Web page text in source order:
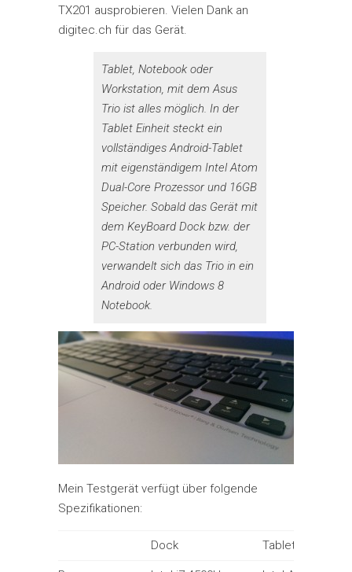
TX201 ausprobieren. Vielen Dank an
digitec.ch für das Gerät.
Tablet, Notebook oder
Workstation, mit dem Asus
Trio ist alles möglich. In der
Tablet Einheit steckt ein
vollständiges Android-Tablet
mit eigenständigem Intel Atom
Dual-Core Prozessor und 16GB
Speicher. Sobald das Gerät mit
dem KeyBoard Dock bzw. der
PC-Station verbunden wird,
verwandelt sich das Trio in ein
Android oder Windows 8
Notebook.
Mein Testgerät verfügt über folgende
Spezifikationen:
Dock Tablet